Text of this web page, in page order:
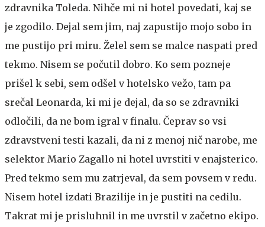
zdravnika Toleda. Nihče mi ni hotel povedati, kaj se
je zgodilo. Dejal sem jim, naj zapustijo mojo sobo in
me pustijo pri miru. Želel sem se malce naspati pred
tekmo. Nisem se počutil dobro. Ko sem pozneje
prišel k sebi, sem odšel v hotelsko vežo, tam pa
srečal Leonarda, ki mi je dejal, da so se zdravniki
odločili, da ne bom igral v finalu. Čeprav so vsi
zdravstveni testi kazali, da ni z menoj nič narobe, me
selektor Mario Zagallo ni hotel uvrstiti v enajsterico.
Pred tekmo sem mu zatrjeval, da sem povsem v redu.
Nisem hotel izdati Brazilije in je pustiti na cedilu.
Takrat mi je prisluhnil in me uvrstil v začetno ekipo.